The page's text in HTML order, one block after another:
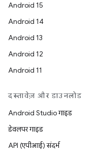
Android 15
Android 14
Android 13
Android 12
Android 11
दस्तावेज़ और डाउनलोड
Android Studio गाइड
डेवलपर गाइड
API (एपीआई) संदर्भ